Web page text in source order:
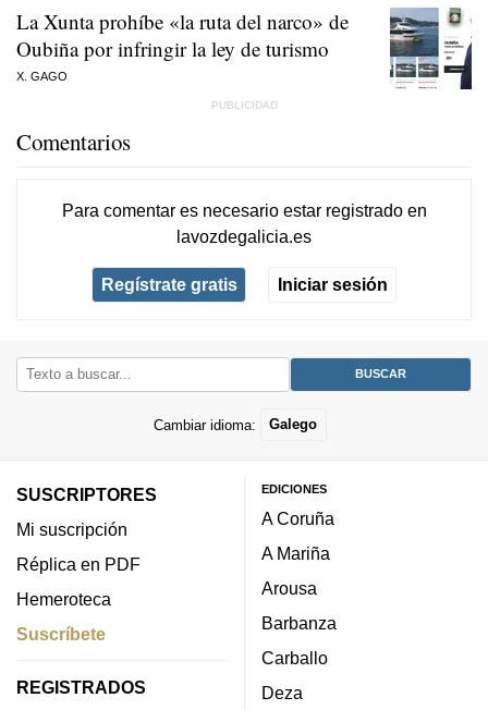
La Xunta prohíbe «la ruta del narco» de
Oubiña por infringir la ley de turismo
X. GAGO
Comentarios
Para comentar es necesario estar registradoen
lavozdegalicia.es
Regístrate gratis Iniciar sesión
Cambiar idioma: Galego
SUSCRIPTORES
Mi suscripción
Réplica en PDF
Hemeroteca
Suscríbete
REGISTRADOS
EDICIONES
A Coruña
A Mariña
Arousa
Barbanza
Carballo
Deza